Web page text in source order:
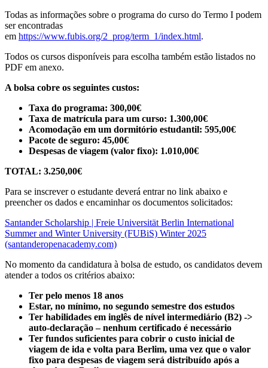
Todas as informações sobre o programa do curso do Termo I podem
ser encontradas
em https://www.fubis.org/2_prog/term_1/index.html.
Todos os cursos disponíveis para escolha também estão listados no
PDF em anexo.
A bolsa cobre os seguintes custos:
Taxa do programa: 300,00€
Taxa de matrícula para um curso: 1.300,00€
Acomodação em um dormitório estudantil: 595,00€
Pacote de seguro: 45,00€
Despesas de viagem (valor fixo): 1.010,00€
TOTAL: 3.250,00€
Para se inscrever o estudante deverá entrar no link abaixo e
preencher os dados e encaminhar os documentos solicitados:
Santander Scholarship | Freie Universität Berlin International
Summer and Winter University (FUBiS) Winter 2025
(santanderopenacademy.com)
No momento da candidatura à bolsa de estudo, os candidatos devem
atender a todos os critérios abaixo:
Ter pelo menos 18 anos
Estar, no mínimo, no segundo semestre dos estudos
Ter habilidades em inglês de nível intermediário (B2) ->
auto-declaração – nenhum certificado é necessário
Ter fundos suficientes para cobrir o custo inicial de
viagem de ida e volta para Berlim, uma vez que o valor
fixo para despesas de viagem será distribuído após a